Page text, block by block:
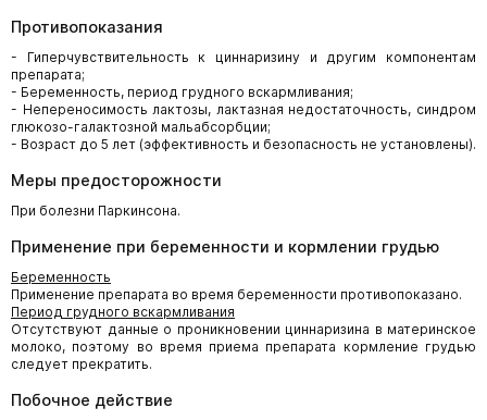
Противопоказания
- Гиперчувствительность к циннаризину и другим компонентам
препарата;
- Беременность, период грудного вскармливания;
- Непереносимость лактозы, лактазная недостаточность, синдром
глюкозо-галактозной мальабсорбции;
- Возраст до 5 лет (эффективность и безопасность не установлены).
Меры предосторожности
При болезни Паркинсона.
Применение при беременности и кормлении грудью
Беременность
Применение препарата во время беременности противопоказано.
Период грудного вскармливания
Отсутствуют данные о проникновении циннаризина в материнское
молоко, поэтому во время приема препарата кормление грудью
следует прекратить.
Побочное действие